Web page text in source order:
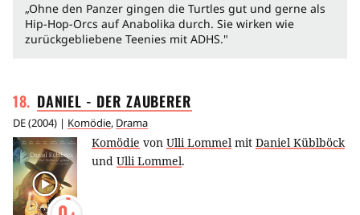
„Ohne den Panzer gingen die Turtles gut und gerne als
Hip-Hop-Orcs auf Anabolika durch. Sie wirken wie
zurückgebliebene Teenies mit ADHS."
18. DANIEL - DERZAUBERER
DE(2004) | Komödie, Drama
Komödie von Ulli Lommel mit Daniel Küblböck
und Ulli Lommel.